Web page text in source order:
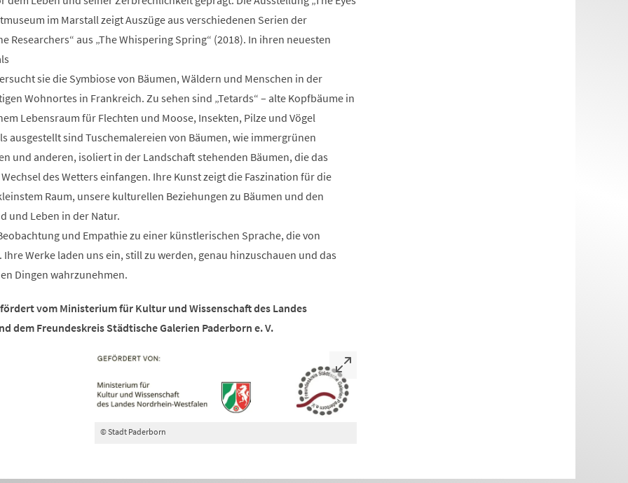
im Marstall zeigt Auszüge aus verschiedenen Serien der
Researchers“ aus „The Whispering Spring“ (2018). In ihren neuesten
sie die Symbiose von Bäumen, Wäldern und Menschen in der
Wohnortes in Frankreich. Zu sehen sind „Tetards“ – alte Kopfbäume in
Lebensraum für Flechten und Moose, Insekten, Pilze und Vögel
ausgestellt sind Tuschemalereien von Bäumen, wie immergrünen
und anderen, isoliert in der Landschaft stehenden Bäumen, die das
des Wetters einfangen. Ihre Kunst zeigt die Faszination für die
Raum, unsere kulturellen Beziehungen zu Bäumen und den
und Leben in der Natur.
und Empathie zu einer künstlerischen Sprache, die von
Werke laden uns ein, still zu werden, genau hinzuschauen und das
Dingen wahrzunehmen.
vom Ministerium für Kultur und Wissenschaft des Landes
dem Freundeskreis Städtische Galerien Paderborn e. V.
© Stadt Paderborn